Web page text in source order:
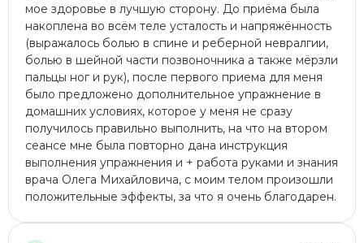
мое здоровье в лучшую сторону. До приёма была
накоплена во всём теле усталость и напряжённость
(выражалось болью в спине и реберной невралгии,
болью в шейной части позвоночника а также мёрзли
пальцы ног и рук), после первого приема для меня
было предложено дополнительное упражнение в
домашних условиях, которое у меня не сразу
получилось правильно выполнить, на что на втором
сеансе мне была повторно дана инструкция
выполнения упражнения и + работа руками и знания
врача Олега Михайловича, с моим телом произошли
положительные эффекты, за что я очень благодарен.